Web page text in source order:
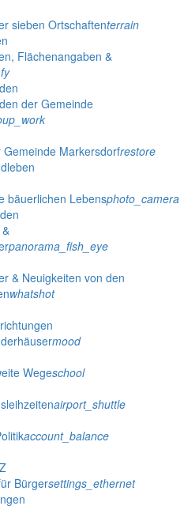
sieben Ortschaftenterrain
Flächenangaben &
der Gemeinde
Markersdorfrestore
bäuerlichen Lebensphoto_camera
panorama_fish_eye
& Neuigkeiten von den
whatshot
mood
Wegeschool
airport_shuttle
account_balance
Bürgersettings_ethernet